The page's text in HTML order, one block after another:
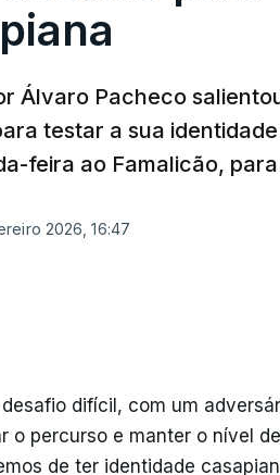
Álvaro Pacheco
testar a sua
feira ao Famalicão,
2026, 16:47
desafio difícil, com um
o percurso e manter o nível
de ter identidade